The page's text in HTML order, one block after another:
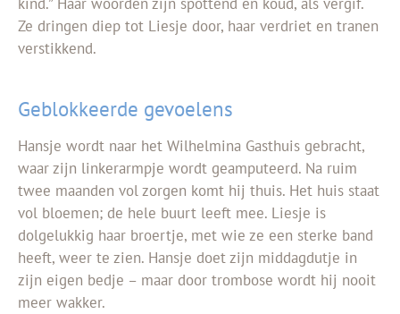
Ze dringen diep tot Liesje door, haar verdriet en tranen
verstikkend.
Geblokkeerde gevoelens
Hansje wordt naar het Wilhelmina Gasthuis gebracht,
waar zijn linkerarmpje wordt geamputeerd. Na ruim
twee maanden vol zorgen komt hij thuis. Het huis staat
vol bloemen; de hele buurt leeft mee. Liesje is
dolgelukkig haar broertje, met wie ze een sterke band
heeft, weer te zien. Hansje doet zijn middagdutje in
zijn eigen bedje – maar door trombose wordt hij nooit
meer wakker.